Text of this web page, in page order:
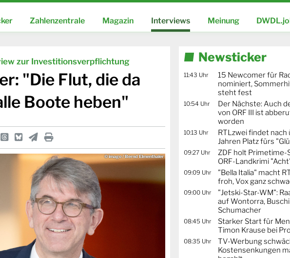
Zahlenzentrale Magazin Interviews Meinung
zur Investitionsverpflichtung
"Die Flut, die da
Boote heben"
© imago / Bernd Elmenthaler
Newsticker
11:43 Uhr
15 Newcomer für
nominiert,
steht fest
10:54 Uhr
Der Nächste: Auch
von ORF III ist
worden
10:13 Uhr
RTLzwei findet nach
Jahren Platz fürs
09:27 Uhr
ZDF holt Primetime-
ORF-Landkrimi
09:09 Uhr
"Bella Italia" macht
froh, Vox ganz
09:00 Uhr
"Jetski-Star-WM":
auf Wontorra,
Schumacher
08:45 Uhr
Starker Start für
Timon Krause bei
08:35 Uhr
TV-Werbung
Kostensenkungen